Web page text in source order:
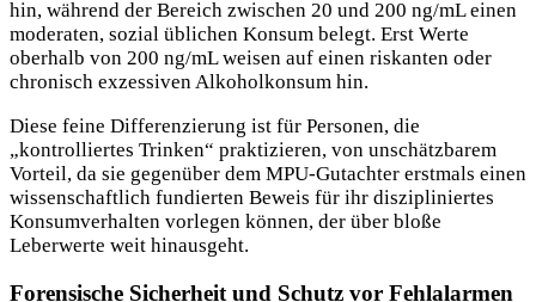
hin, während der Bereich zwischen 20 und 200 ng/mL einen
moderaten, sozial üblichen Konsum belegt. Erst Werte
oberhalb von 200 ng/mL weisen auf einen riskanten oder
chronisch exzessiven Alkoholkonsum hin.
Diese feine Differenzierung ist für Personen, die
„kontrolliertes Trinken“ praktizieren, von unschätzbarem
Vorteil, da sie gegenüber dem MPU-Gutachter erstmals einen
wissenschaftlich fundierten Beweis für ihr diszipliniertes
Konsumverhalten vorlegen können, der über bloße
Leberwerte weit hinausgeht.
Forensische Sicherheit und Schutz vor Fehlalarmen